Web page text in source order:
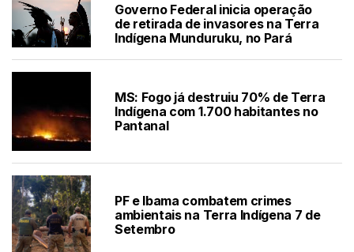
Governo Federal inicia operação
de retirada de invasores na Terra
Indígena Munduruku, no Pará
MS: Fogo já destruiu 70% de Terra
Indígena com 1.700 habitantes no
Pantanal
PF e Ibama combatem crimes
ambientais na Terra Indígena 7 de
Setembro